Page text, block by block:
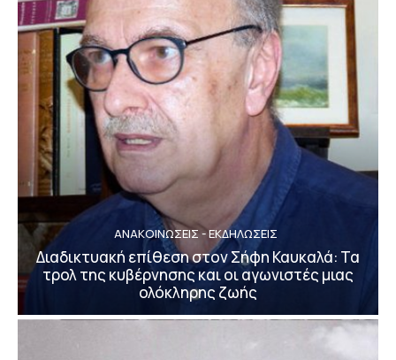
ΑΝΑΚΟΙΝΩΣΕΙΣ - ΕΚΔΗΛΩΣΕΙΣ
Διαδικτυακή επίθεση στον Σήφη Καυκαλά: Τα
τρολ της κυβέρνησης και οι αγωνιστές μιας
ολόκληρης ζωής